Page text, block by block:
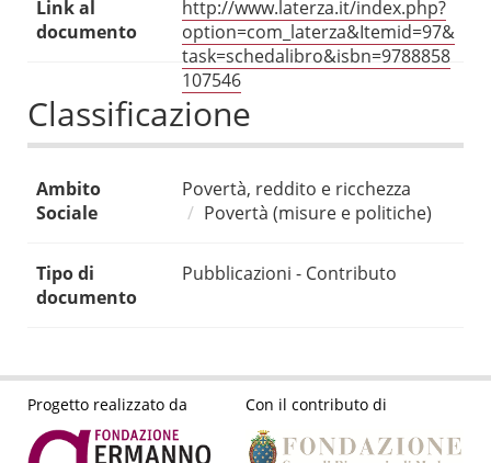
Link al
documento
http://www.laterza.it/index.php?
option=com_laterza&Itemid=97&
task=schedalibro&isbn=9788858
107546
Classificazione
Ambito
Sociale
Povertà, reddito e ricchezza
Povertà (misure e politiche)
Tipo di
documento
Pubblicazioni - Contributo
Progetto realizzato da Con il contributo di